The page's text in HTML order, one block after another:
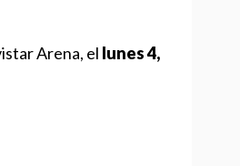
Arena, el lunes 4,